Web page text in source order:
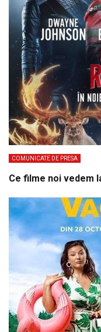
COMUNICATE DE PRESA
Ce filme noi vedem